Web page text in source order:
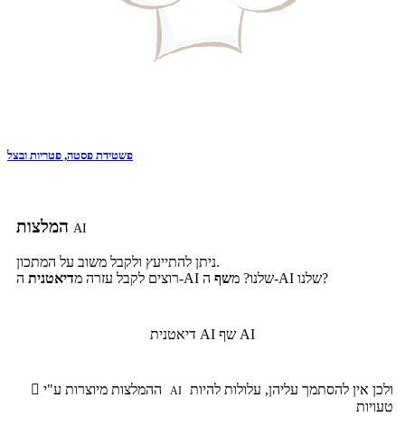
פשטידת פסטה, פטריות ובצל
AI
ניתן להתייעץ ולקבל משוב על המתכון.
רוצים לקבל עזרה מדיאטנית ה-AI שלנו? משף ה-AI שלנו?
דיאטנית AI שף AI
 AI
טעויות